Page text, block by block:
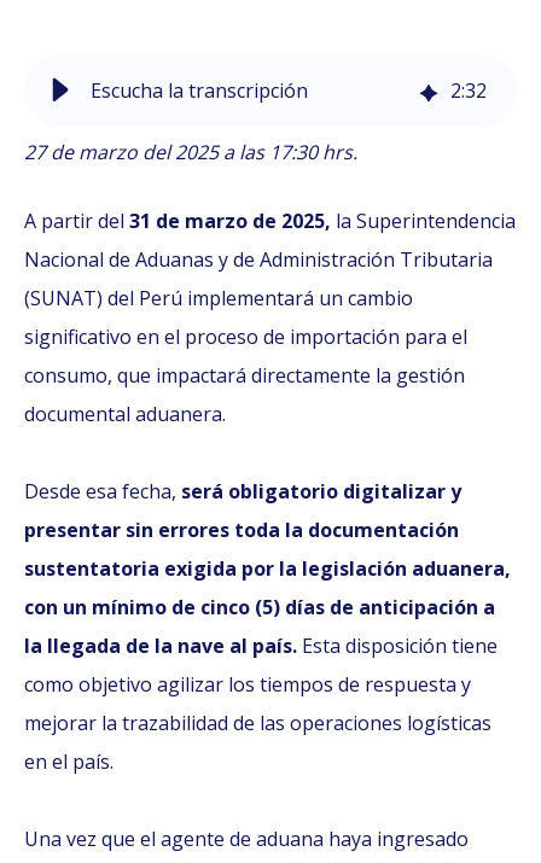
Escucha la transcripción 2:32
27 de marzo del 2025 a las 17:30 hrs.
A partir del 31 de marzo de 2025, la Superintendencia
Nacional de Aduanas y de Administración Tributaria
(SUNAT) del Perú implementará un cambio
significativo en el proceso de importación para el
consumo, que impactará directamente la gestión
documental aduanera.
Desde esa fecha, será obligatorio digitalizar y
presentar sin errores toda la documentación
sustentatoria exigida por la legislación aduanera,
con un mínimo de cinco (5) días de anticipación a
la llegada de la nave al país. Esta disposición tiene
como objetivo agilizar los tiempos de respuesta y
mejorar la trazabilidad de las operaciones logísticas
en el país.
Una vez que el agente de aduana haya ingresado